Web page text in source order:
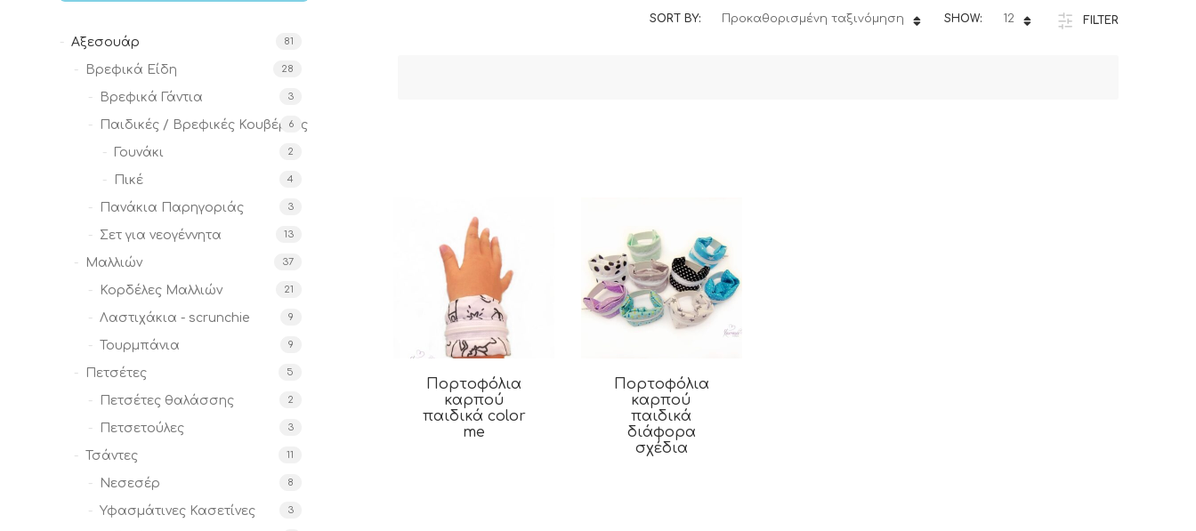
FILTER
SHOW: 12
SORT BY: Προκαθορισμένη ταξινόμηση
Πορτοφόλια
καρπού
παιδικά color
me
Πορτοφόλια
καρπού
παιδικά
διάφορα
σχέδια
Αξεσουάρ 81
Βρεφικά Είδη 28
Βρεφικά Γάντια 3
Παιδικές / Βρεφικές Κουβέρτες
6
Γουνάκι 2
Πικέ 4
Πανάκια Παρηγοριάς 3
Σετ για νεογέννητα 13
Μαλλιών 37
Κορδέλες Μαλλιών 21
Λαστιχάκια - scrunchie 9
Τουρμπάνια 9
Πετσέτες 5
Πετσέτες θαλάσσης 2
Πετσετούλες 3
Τσάντες 11
Νεσεσέρ 8
Υφασμάτινες Κασετίνες 3